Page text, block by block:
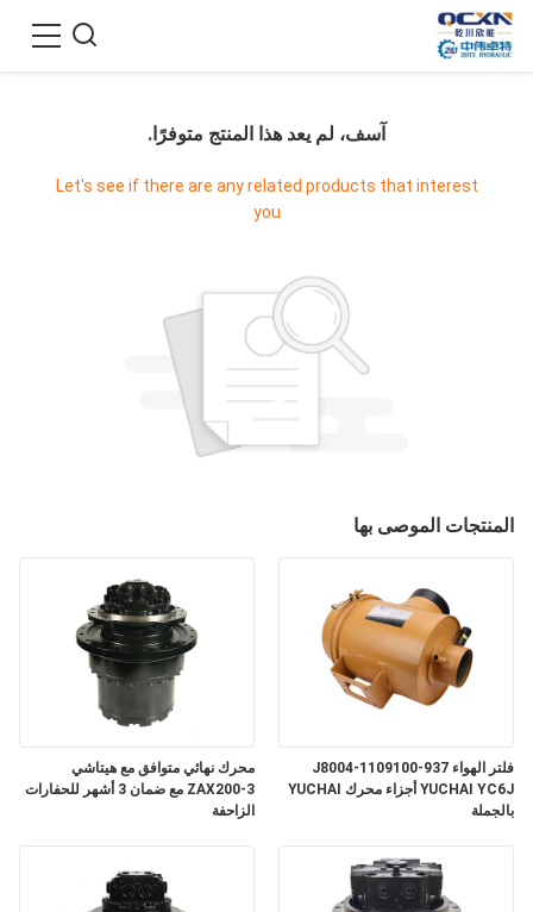
آسف، لم يعد هذا المنتج متوفرًا.
Let's see if there are any related products that interest
you
المنتجات الموصى بها
محرك نهائي متوافق مع هيتاشي
ZAX200-3 مع ضمان 3 أشهر للحفارات
الزاحفة
فلتر الهواء J8004-1109100-937
YUCHAI YC6J أجزاء محرك YUCHAI
بالجملة